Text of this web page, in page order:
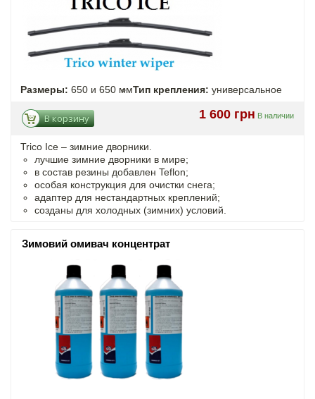
Размеры: 650 и 650 ммТип крепления: универсальное
1 600 грн В наличии
В корзину
Trico Ice – зимние дворники.
лучшие зимние дворники в мире;
в состав резины добавлен Teflon;
особая конструкция для очистки снега;
адаптер для нестандартных креплений;
созданы для холодных (зимних) условий.
Зимовий омивач концентрат